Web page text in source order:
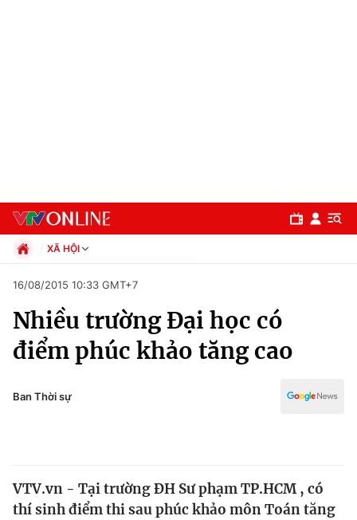
Chuyên mục
Chính trị
Y tế
XÃ HỘI
Xã hội
Pháp luật
Thể thao
Văn hóa - Giải trí
Giáo dục
16/08/2015 10:33 GMT+7
Nhiều trường Đại học có
điểm phúc khảo tăng cao
Ban Thời sự
VTV.vn - Tại trường ĐH Sư phạm TP.HCM , có
thí sinh điểm thi sau phúc khảo môn Toán tăng